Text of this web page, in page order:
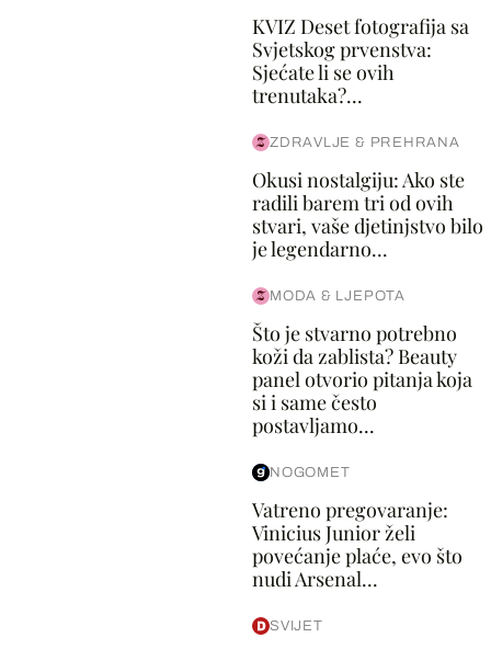
KVIZ Deset fotografija sa
Svjetskog prvenstva:
Sjećate li se ovih
trenutaka?...
ZDRAVLJE & PREHRANA
Okusi nostalgiju: Ako ste
radili barem tri od ovih
stvari, vaše djetinjstvo bilo
je legendarno...
MODA & LJEPOTA
Što je stvarno potrebno
koži da zablista? Beauty
panel otvorio pitanja koja
si i same često
postavljamo...
NOGOMET
Vatreno pregovaranje:
Vinicius Junior želi
povećanje plaće, evo što
nudi Arsenal...
SVIJET